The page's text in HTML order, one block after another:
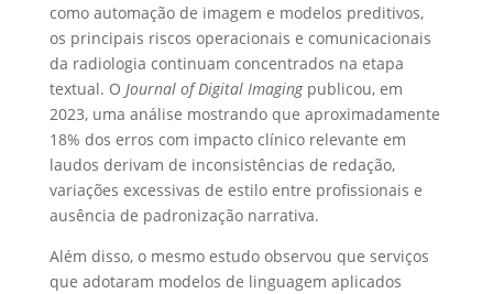
como automação de imagem e modelos preditivos,
os principais riscos operacionais e comunicacionais
da radiologia continuam concentrados na etapa
textual. O Journal of Digital Imagingpublicou, em
2023, uma análise mostrando que aproximadamente
18% dos erros com impacto clínico relevante em
laudos derivam de inconsistências de redação,
variações excessivas de estilo entre profissionais e
ausência de padronização narrativa.
Além disso, o mesmo estudo observou que serviços
que adotaram modelos de linguagem aplicados